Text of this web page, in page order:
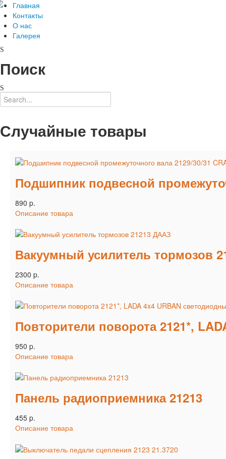
Главная
Контакты
О нас
Галерея
Поиск
Случайные товары
Подшипник подвесной
890 p.
Описание товара
Вакуумный усилитель тормозов
2300 p.
Описание товара
Повторители поворота 2121*,
950 p.
Описание товара
Панель радиоприемника 21213
455 p.
Описание товара